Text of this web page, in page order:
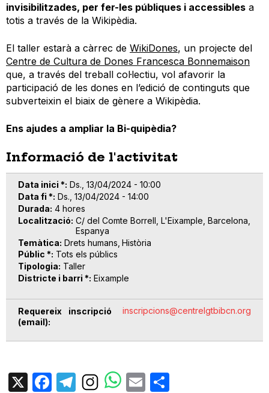
invisibilitzades, per fer-les públiques i accessibles a
totis a través de la Wikipèdia.
El taller estarà a càrrec de WikiDones, un projecte del
Centre de Cultura de Dones Francesca Bonnemaison
que, a través del treball col·lectiu, vol afavorir la
participació de les dones en l’edició de continguts que
subverteixin el biaix de gènere a Wikipèdia.
Ens ajudes a ampliar la Bi-quipèdia?
Informació de l'activitat
Data inici * Ds., 13/04/2024 - 10:00
Data fi * Ds., 13/04/2024 - 14:00
Durada 4 hores
Localització C/ del Comte Borrell, L'Eixample, Barcelona,
Espanya
Temàtica Drets humans Història
Públic * Tots els públics
Tipologia Taller
Districte i barri * Eixample
Requereix inscripció
(email)
inscripcions@centrelgtbibcn.org
X Facebook
TelegramEmail